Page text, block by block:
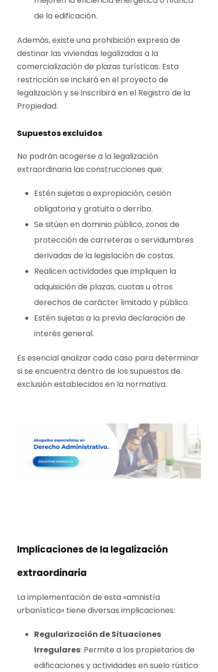
de la edificación.
Además, existe una prohibición expresa de
destinar las viviendas legalizadas a la
comercialización de plazas turísticas. Esta
restricción se incluirá en el proyecto de
legalización y se inscribirá en el Registro de la
Propiedad.
Supuestos excluidos
No podrán acogerse a la legalización
extraordinaria las construcciones que:
Estén sujetas a expropiación, cesión
obligatoria y gratuita o derribo.
Se sitúen en dominio público, zonas de
protección de carreteras o servidumbres
derivadas de la legislación de costas.
Realicen actividades que impliquen la
adquisición de plazas, cuotas u otros
derechos de carácter limitado y público.
Estén sujetas a la previa declaración de
interés general.
Es esencial analizar cada caso para determinar
si se encuentra dentro de los supuestos de
exclusión establecidos en la normativa.
Implicaciones de la legalización
extraordinaria
La implementación de esta «amnistía
urbanística» tiene diversas implicaciones:
Regularización de Situaciones
Irregulares: Permite a los propietarios de
edificaciones y actividades en suelo rústico